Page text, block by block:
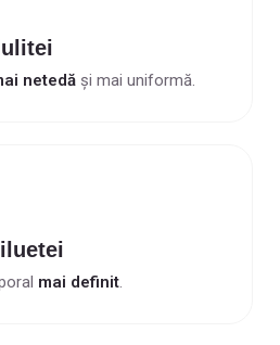
netedă și mai uniformă.
mai definit.